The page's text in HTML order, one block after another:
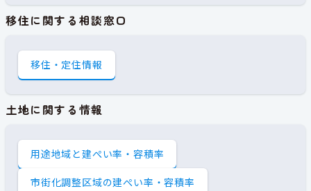
移住に関する相談窓口
移住・定住情報
土地に関する情報
用途地域と建ぺい率・容積率
市街化調整区域の建ぺい率・容積率